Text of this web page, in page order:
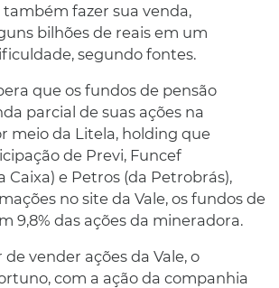
fazer sua venda,
bilhões de reais em um
segundo fontes.
que os fundos de pensão
parcial de suas ações na
meio da Litela, holding que
de Previ, Funcef
Caixa) e Petros (da Petrobrás),
no site da Vale, os fundos de
9,8% das ações da mineradora.
de vender ações da Vale, o
com a ação da companhia